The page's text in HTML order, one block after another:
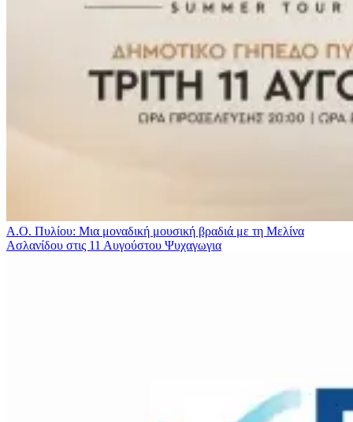
Α.Ο. Πυλίου: Μια μοναδική μουσική βραδιά με τη Μελίνα
Ασλανίδου στις 11 Αυγούστου Ψυχαγωγια